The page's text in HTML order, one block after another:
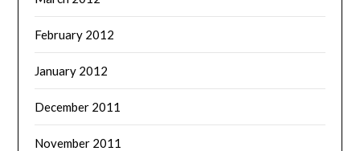
February 2012
January 2012
December 2011
November 2011